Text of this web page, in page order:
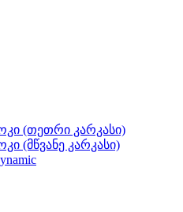
(თეთრი კარკასი)
(მწვანე კარკასი)